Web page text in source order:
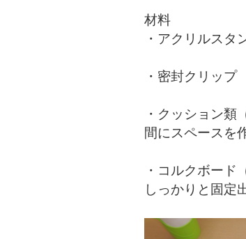
材料
・アクリルスタ
・密封クリップ
・クッション類
間にスペースを
・コルクボード
しっかりと固定